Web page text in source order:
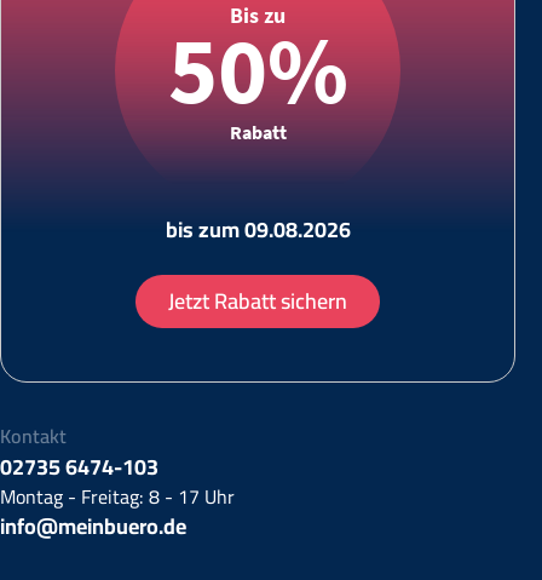
Bis zu
50%
Rabatt
bis zum 09.08.2026
Jetzt Rabatt sichern
Kontakt
02735 6474-103
Montag - Freitag: 8 - 17 Uhr
info@meinbuero.de